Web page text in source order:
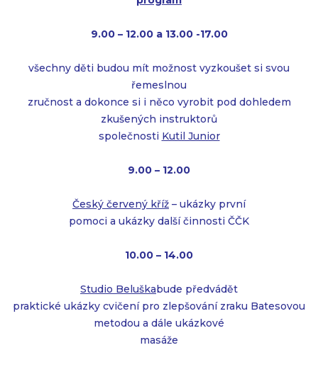
9.00 – 12.00 a 13.00 -17.00
všechny děti budou mít možnost vyzkoušet si svou
řemeslnou
zručnost a dokonce si i něco vyrobit pod dohledem
zkušených instruktorů
společnosti Kutil Junior
9.00 – 12.00
Český červený kříž – ukázky první
pomoci a ukázky další činnosti ČČK
10.00 – 14.00
Studio Beluškabude předvádět
praktické ukázky cvičení pro zlepšování zraku Batesovou
metodou a dále ukázkové
masáže